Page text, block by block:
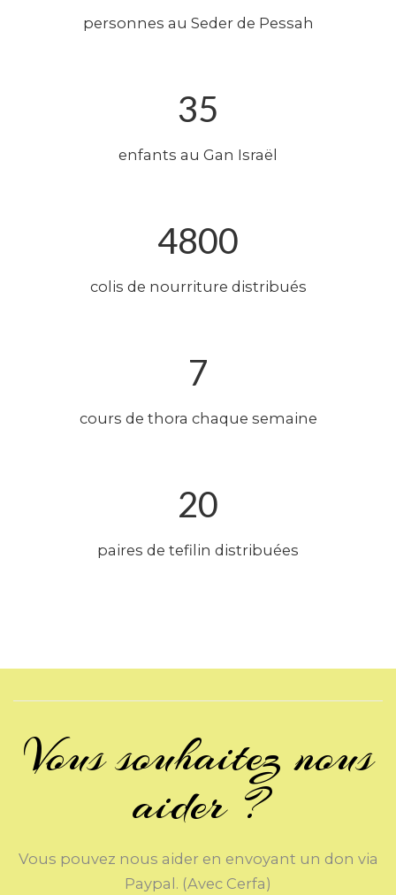
personnes au Seder de Pessah
35
enfants au Gan Israël
4800
colis de nourriture distribués
7
cours de thora chaque semaine
20
paires de tefilin distribuées
Vous souhaitez nous
aider ?
Vous pouvez nous aider en envoyant un don via
Paypal. (Avec Cerfa)